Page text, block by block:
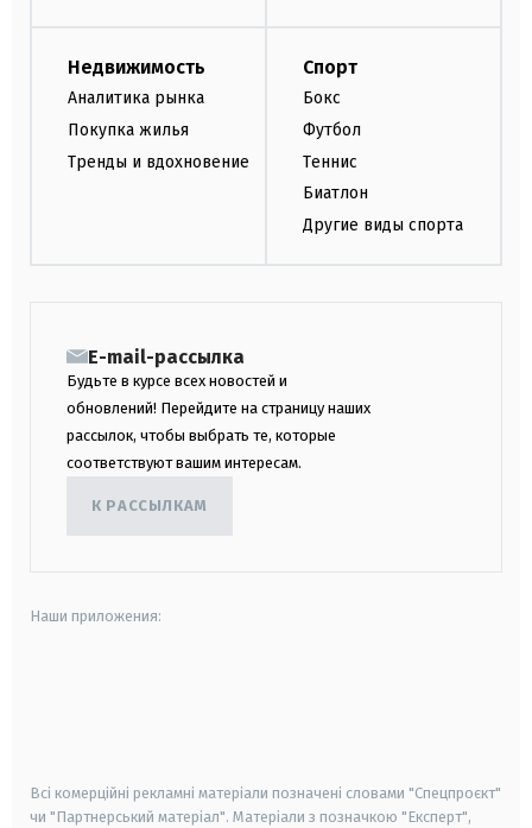
Недвижимость
Аналитика рынка
Покупка жилья
Тренды и вдохновение
Спорт
Бокс
Футбол
Теннис
Биатлон
Другие виды спорта
E-mail-рассылка
Будьте в курсе всех новостей и
обновлений! Перейдите на страницу наших
рассылок, чтобы выбрать те, которые
соответствуют вашим интересам.
К РАССЫЛКАМ
Наши приложения:
Всі комерційні рекламні матеріали позначені словами "Спецпроєкт"
чи "Партнерський матеріал". Матеріали з позначкою "Експерт",